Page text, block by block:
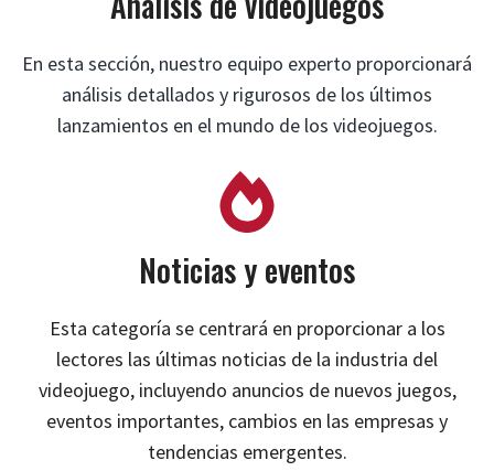
En esta sección, nuestro equipo experto proporcionará
análisis detallados y rigurosos de los últimos
lanzamientos en el mundo de los videojuegos.
Noticias y eventos
Esta categoría se centrará en proporcionar a los
lectores las últimas noticias de la industria del
videojuego, incluyendo anuncios de nuevos juegos,
eventos importantes, cambios en las empresas y
tendencias emergentes.